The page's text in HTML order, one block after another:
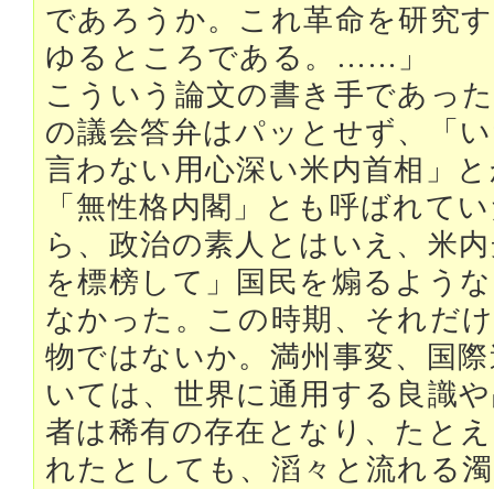
であろうか。これ革命を研究
ゆるところである。……」
こういう論文の書き手であっ
の議会答弁はパッとせず、「
言わない用心深い米内首相」
「無性格内閣」とも呼ばれて
ら、政治の素人とはいえ、米
を標榜して」国民を煽るよう
なかった。この時期、それだ
物ではないか。満州事変、国
いては、世界に通用する良識
者は稀有の存在となり、たと
れたとしても、滔々と流れる